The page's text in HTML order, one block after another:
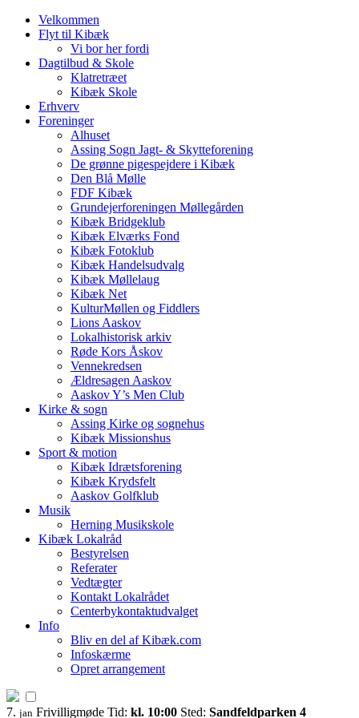
Velkommen
Flyt til Kibæk
Vi bor her fordi
Dagtilbud & Skole
Klatretræet
Kibæk Skole
Erhverv
Foreninger
Alhuset
Assing Sogn Jagt- & Skytteforening
De grønne pigespejdere i Kibæk
Den Blå Mølle
FDF Kibæk
Grundejerforeningen Møllegården
Kibæk Bridgeklub
Kibæk Elværks Fond
Kibæk Fotoklub
Kibæk Handelsudvalg
Kibæk Møllelaug
Kibæk Net
KulturMøllen og Fiddlers
Lions Aaskov
Lokalhistorisk arkiv
Røde Kors Åskov
Vennekredsen
Ældresagen Aaskov
Aaskov Y’s Men Club
Kirke & sogn
Assing Kirke og sognehus
Kibæk Missionshus
Sport & motion
Kibæk Idrætsforening
Kibæk Krydsfelt
Aaskov Golfklub
Musik
Herning Musikskole
Kibæk Lokalråd
Bestyrelsen
Referater
Vedtægter
Kontakt Lokalrådet
Centerbykontaktudvalget
Info
Bliv en del af Kibæk.com
Infoskærme
Opret arrangement
7. jan Frivilligmøde Tid: kl. 10:00 Sted: Sandfeldparken 4